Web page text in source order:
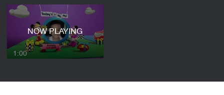
NOW PLAYING
1:00